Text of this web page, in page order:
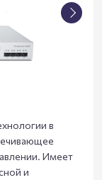
в
Имеет
и